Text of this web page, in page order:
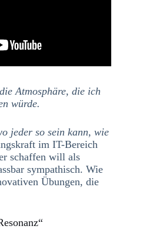
Atmosphäre, die ich
würde.
jeder so sein kann, wie
im IT-Bereich
schaffen will als
sympathisch. Wie
Übungen, die